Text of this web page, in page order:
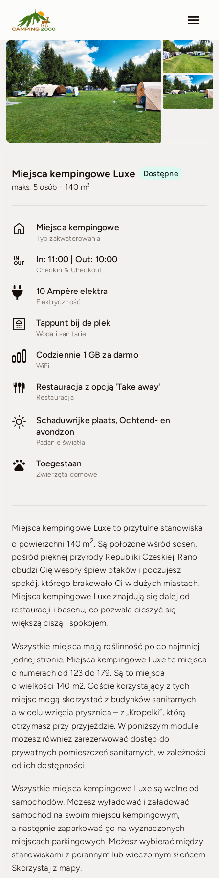
content
Camping 2000
Zakwaterowanie
Obiekty
Otoczenie
Zarezerwuj teraz
Miejsca kempingowe Luxe
Dostępne
maks. 5 osób · 140 m²
Miejsca kempingowe
Typ zakwaterowania
In: 11:00 | Out: 10:00
Checkin & Checkout
10 Ampère elektra
Elektryczność
Tappunt bij de plek
Woda i sanitarie
Codziennie 1 GB za darmo
WiFi
Restauracja z opcją 'Take away'
Restauracja
Schaduwrijke plaats, Ochtend- en
avondzon
Padanie światła
Toegestaan
Zwierzęta domowe
Miejsca kempingowe Luxe to przytulne stanowiska
o powierzchni 140 m2. Są położone wśród sosen,
pośród pięknej przyrody Republiki Czeskiej. Rano
obudzi Cię wesoły śpiew ptaków i poczujesz
spokój, którego brakowało Ci w dużych miastach.
Miejsca kempingowe Luxe znajdują się dalej od
restauracji i basenu, co pozwala cieszyć się
większą ciszą i spokojem.
Wszystkie miejsca mają roślinność po co najmniej
jednej stronie. Miejsca kempingowe Luxe to miejsca
o numerach od 123 do 179. Są to miejsca
o wielkości 140 m2. Goście korzystający z tych
miejsc mogą skorzystać z budynków sanitarnych,
a w celu wzięcia prysznica – z „Kropelki”, którą
otrzymasz przy przyjeździe. W poniższym module
możesz również zarezerwować dostęp do
prywatnych pomieszczeń sanitarnych, w zależności
od ich dostępności.
Wszystkie miejsca kempingowe Luxe są wolne od
samochodów. Możesz wyładować i załadować
samochód na swoim miejscu kempingowym,
a następnie zaparkować go na wyznaczonych
miejscach parkingowych. Możesz wybierać między
stanowiskami z porannym lub wieczornym słońcem.
Skorzystaj z mapy.